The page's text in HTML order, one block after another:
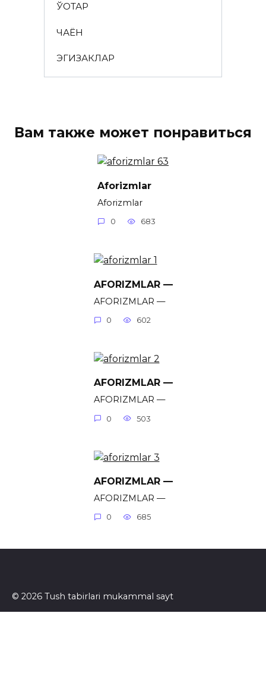
ЎҚОТАР
ЧАЁН
ЭГИЗАКЛАР
Вам также может понравиться
Aforizmlar
Aforizmlar
0 683
AFORIZMLAR —
AFORIZMLAR —
0 602
AFORIZMLAR —
AFORIZMLAR —
0 503
AFORIZMLAR —
AFORIZMLAR —
0 685
© 2026 Tush tabirlari mukammal sayt